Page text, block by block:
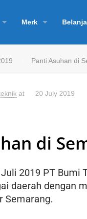
Merk
Panti Asuhan di
at 20 July 2019
di
2019 PT Bumi
daerah dengan
Semarang.